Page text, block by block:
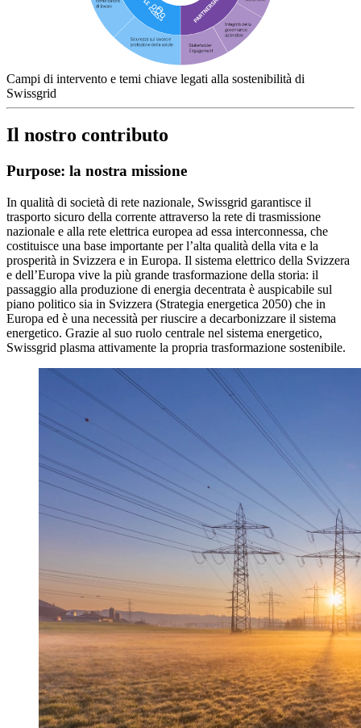
Campi di intervento e temi chiave legati alla sostenibilità di
Swissgrid
Il nostro contributo
Purpose: la nostra missione
In qualità di società di rete nazionale, Swissgrid garantisce il
trasporto sicuro della corrente attraverso la rete di trasmissione
nazionale e alla rete elettrica europea ad essa interconnessa, che
costituisce una base importante per l’alta qualità della vita e la
prosperità in Svizzera e in Europa. Il sistema elettrico della Svizzera
e dell’Europa vive la più grande trasformazione della storia: il
passaggio alla produzione di energia decentrata è auspicabile sul
piano politico sia in Svizzera (Strategia energetica 2050) che in
Europa ed è una necessità per riuscire a decarbonizzare il sistema
energetico. Grazie al suo ruolo centrale nel sistema energetico,
Swissgrid plasma attivamente la propria trasformazione sostenibile.